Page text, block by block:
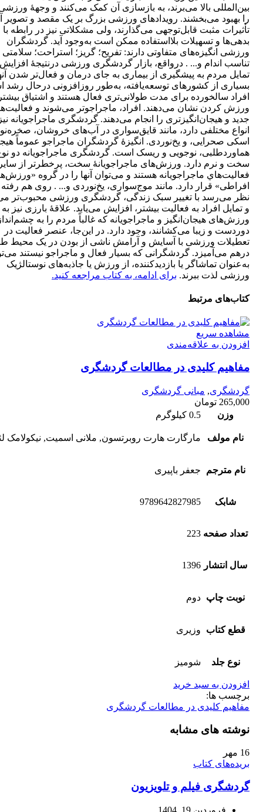
بین‌المللی بالا می‌برند، به بازسازی آن کمک می‌کنند و وجهۀ
را بهبود می‌بخشند. رویدادهای ورزشی بزرگ بر یک مقصد و تصویر
تأثیرات مثبت قابل‌توجهی می‌گذارند، ولی مشکلاتی نیز در رابطه با
بدهی‌ها و تسهیلات بلااستفاده ممکن است به‌وجود آید. گردشگران
ورزشی انگیزه‌­های متفاوتی دارند: تفریح؛ گریز؛ استراحت؛ سلامتی
تناسب اندام و... . درواقع، بازار گردشگری ورزشی درنتیجۀ افزایش
تمایل مردم به پیشگیری از بیماری به جای درمان و فعال‌تر شدن
بسیاری از کشورهای توسعه‌یافته، به‌طور روزافزونی درحال
افراد سالخورده برای مدت طولانی‌تری فعال هستند و اشتیاق
ورزش کردن نشان می‌دهند. افراد، ماجراجوتر می‌شوند و
جدید و هیجان‌انگیزتری را انجام می‌دهند. گردشگری ماجراجویانه
انواع مختلفی دارد، مانند قایق‌­سواری در آب­‌های خروشان،
اسکی صحرایی، و یخ‌­نوردی. انگیزۀ گردشگران ماجراجو عموماً
هماوردطلبی، نوجويی و ریسک است. گردشگری ماجراجویانه دو
سخت و نرم دارد. ورزش‌های ماجراجویانۀ سخت، پرخطرتر از
فعالیت‌هاي ماجراجويانه هستند و می‌توان آنها را در گروه
افراطی» قرار دارد. مانند موج‌سواری، یخ‌نوردی و... . روی هم رفته
نظر می‌رسد با تغییر سبک زندگی، گردشگری ورزشی محبوب‌تر
و تمایل افراد به فعالیت بیشتر، افزایش می‌یابد. علاقۀ بارزی نیز به
ورزش‌های هیجان‌انگیز و ماجراجویانه که غالباً مردم را به
دوردست و زیبا می‌کشانند، وجود دارد. در این‌جا، عنصر فعالیت در
تعطیلات ورزشی با آسایش و آرامش ناشی از بودن در یک محیط
درهم می‌آمیزد. گردشگرانی که بسيار فعال و ماجراجو نیستند
به‌عنوان تماشاگر یا بازدیدکننده، از ورزش يا جاذبه‌های نوستالژیک
ورزشی لذت ببرند. برای ادامه، به کتاب مراجعه کنید.
کتاب‌های مرتبط
مشاهده سریع
افزودن به علاقه‌مندی
مفاهیم کلیدی در مطالعات گردشگری
گردشگری, مبانی گردشگری
265,000 تومان
وزن
0.5 کیلوگرم
نام مولف مارگارت هارت روبرتسون, ملانی اسمیت, نیکولامک
نام مترجم جعفر باپیری
شابک 9789642827985
تعداد صفحه 223
سال انتشار 1396
نوبت چاپ دوم
قطع کتاب وزیری
نوع جلد شومیز
افزودن به سبد خرید
برچسب ها:
مفاهیم کلیدی در مطالعات گردشگری
نوشته های مشابه
16 مهر
بریده‌های کتاب
گردشگری فیلم و تلویزیون
فروردین 19, 1404